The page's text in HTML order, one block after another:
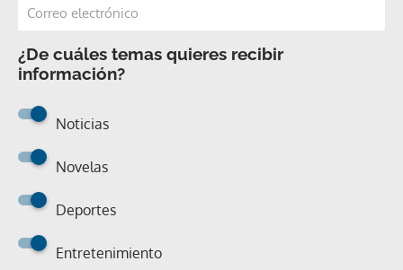
¿De cuáles temas quieres recibir
información?
Noticias
Novelas
Deportes
Entretenimiento